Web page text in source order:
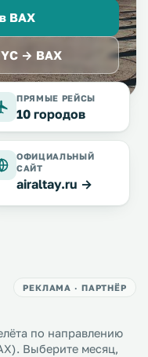
BAX
→ BAX
ПРЯМЫЕ РЕЙСЫ
10 городов
ОФИЦИАЛЬНЫЙ
САЙТ
airaltay.ru →
РЕКЛАМА · ПАРТНЁР
по направлению
Выберите месяц,